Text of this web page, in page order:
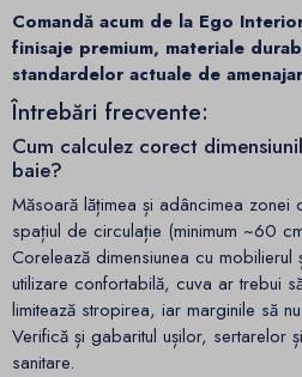
Comandă acum de la Ego
finisaje premium, materiale
standardelor actuale de
Întrebări frecvente:
Cum calculez corect
baie?
Măsoară lățimea și adâncimea
spațiul de circulație (minimum ~60
Corelează dimensiunea cu mobilierul
utilizare confortabilă, cuva ar trebui
limitează stropirea, iar marginile să
Verifică și gabaritul ușilor, sertarelor
sanitare.